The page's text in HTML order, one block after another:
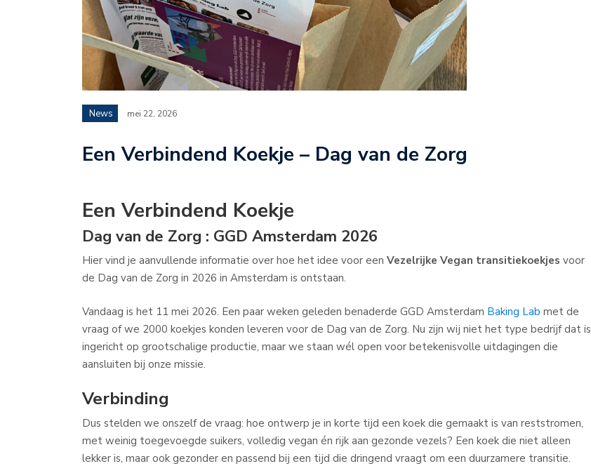
News mei 22, 2026
Een Verbindend Koekje – Dag van de Zorg
Een Verbindend Koekje
Dag van de Zorg : GGD Amsterdam 2026
Hier vind je aanvullende informatie over hoe het idee voor een Vezelrijke Vegan transitiekoekjes voor
de Dag van de Zorg in 2026 in Amsterdam is ontstaan.
Vandaag is het 11 mei 2026. Een paar weken geleden benaderde GGD Amsterdam Baking Lab met de
vraag of we 2000 koekjes konden leveren voor de Dag van de Zorg. Nu zijn wij niet het type bedrijf dat is
ingericht op grootschalige productie, maar we staan wél open voor betekenisvolle uitdagingen die
aansluiten bij onze missie.
Verbinding
Dus stelden we onszelf de vraag: hoe ontwerp je in korte tijd een koek die gemaakt is van reststromen,
met weinig toegevoegde suikers, volledig vegan én rijk aan gezonde vezels? Een koek die niet alleen
lekker is, maar ook gezonder en passend bij een tijd die dringend vraagt om een duurzamere transitie.